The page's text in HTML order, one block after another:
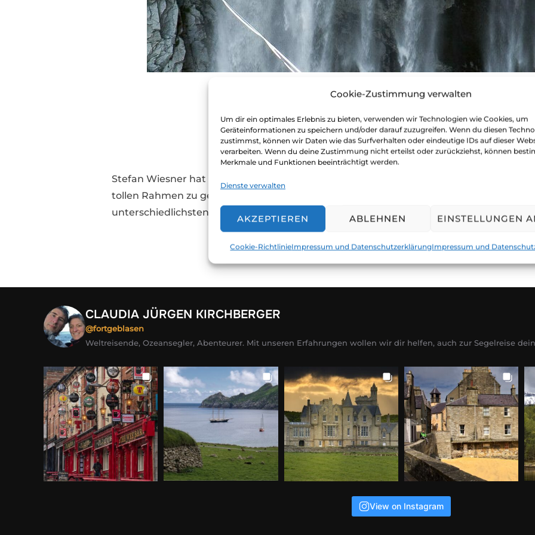
Cookie-Zustimmung verwalten
Um dir ein optimales Erlebnis zu bieten, verwenden wir Technologien wie Cookies, um
Geräteinformationen zu speichern und/oder darauf zuzugreifen. Wenn du diesen
zustimmst, können wir Daten wie das Surfverhalten oder eindeutige IDs auf dieser
verarbeiten. Wenn du deine Zustimmung nicht erteilst oder zurückziehst, können
Merkmale und Funktionen beeinträchtigt werden.
Dienste verwalten
AKZEPTIEREN ABLEHNEN EINSTELLUNGEN
Cookie-RichtlinieImpressum und DatenschutzerklärungImpressum und
EXTREM – Das neue Buch von
vonclaudia und jürgen Buchblog
Veröffentlicht
Juni 12, 2023 Keine
Stefan Wiesner hat sich entschlossen, die Geschichten von Grenzgänger zu sammeln
tollen Rahmen zu geben. Im zweiten Band „EXTREM – Grenzgänger erzählen“
unterschiedlichsten Abenteurer zu Wort. Und auch wir dürfen unsere Geschichte
CLAUDIA JÜRGEN KIRCHBERGER
@fortgeblasen
Weltreisende, Ozeansegler, Abenteurer. Mit unseren Erfahrungen wollen wir dir helfen, auch zur Segelreise
View on Instagram